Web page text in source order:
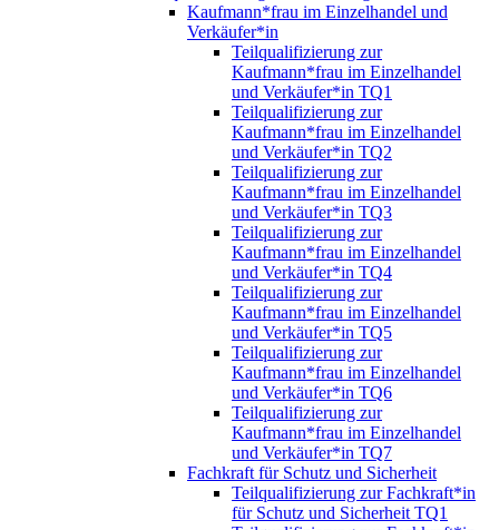
Kaufmann*frau im Einzelhandel und
Verkäufer*in
Teilqualifizierung zur
Kaufmann*frau im Einzelhandel
und Verkäufer*in TQ1
Teilqualifizierung zur
Kaufmann*frau im Einzelhandel
und Verkäufer*in TQ2
Teilqualifizierung zur
Kaufmann*frau im Einzelhandel
und Verkäufer*in TQ3
Teilqualifizierung zur
Kaufmann*frau im Einzelhandel
und Verkäufer*in TQ4
Teilqualifizierung zur
Kaufmann*frau im Einzelhandel
und Verkäufer*in TQ5
Teilqualifizierung zur
Kaufmann*frau im Einzelhandel
und Verkäufer*in TQ6
Teilqualifizierung zur
Kaufmann*frau im Einzelhandel
und Verkäufer*in TQ7
Fachkraft für Schutz und Sicherheit
Teilqualifizierung zur Fachkraft*in
für Schutz und Sicherheit TQ1